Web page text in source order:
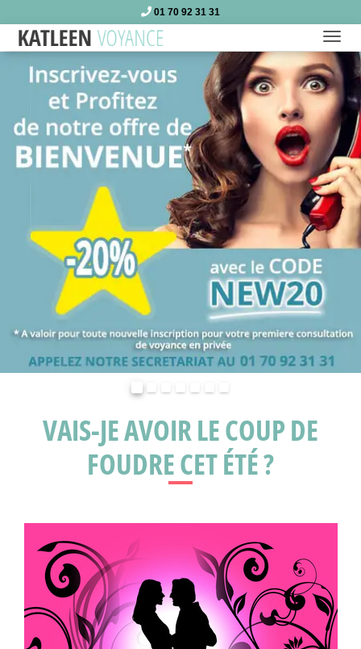
01 70 92 31 31
VAIS-JE AVOIR LE COUP DE
FOUDRE CET ÉTÉ ?